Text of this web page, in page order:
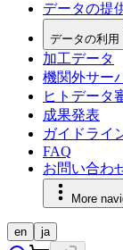
データの提
データの利用
加工データ
機関外サー
ヒトデータ
成果発表
ガイドライ
FAQ
お問い合わ
More
en ja